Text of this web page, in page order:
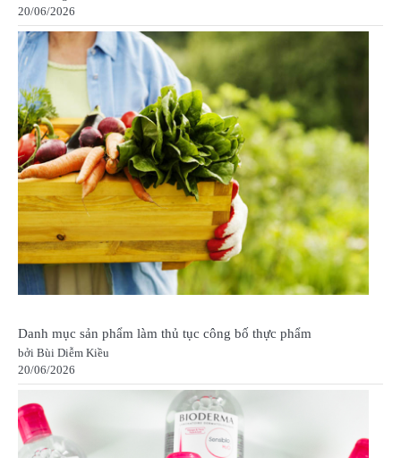
20/06/2026
Danh mục sản phẩm làm thủ tục công bố thực phẩm
bởi Bùi Diễm Kiều
20/06/2026